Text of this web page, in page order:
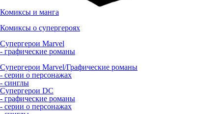
Комиксы и манга
Комиксы о супергероях
Супергерои Marvel
- графические романы
Супергерои Marvel/Графические романы
- серии о персонажах
- синглы
Супергерои DC
- графические романы
- серии о персонажах